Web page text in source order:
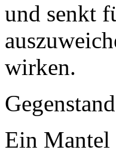
und senkt
wirken.
Ein Mantel